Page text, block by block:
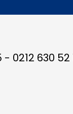
0212 630 52